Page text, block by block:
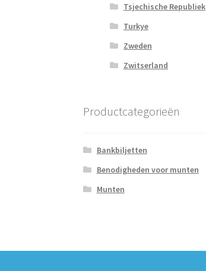
Tsjechische Republiek
Turkye
Zweden
Zwitserland
Productcategorieën
Bankbiljetten
Benodigheden voor munten
Munten